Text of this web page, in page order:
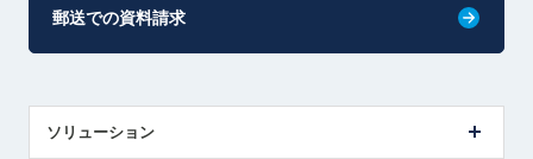
郵送での資料請求
ソリューション